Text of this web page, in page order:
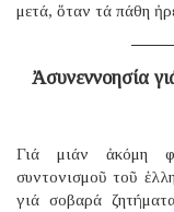
μετά, ὅταν τά πάθη
Ἀσυνεννοησία
Γιά μιάν ἀκόμη
συντονισμοῦ τοῦ
γιά σοβαρά